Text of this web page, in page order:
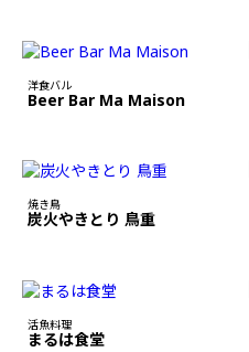
洋食バル
Beer Bar Ma Maison
焼き鳥
炭火やきとり 鳥重
活魚料理
まるは食堂